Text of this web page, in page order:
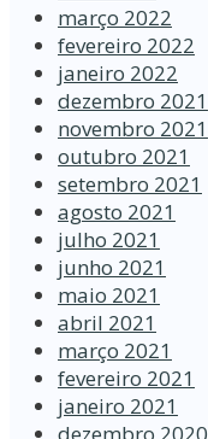
março 2022
fevereiro 2022
janeiro 2022
dezembro 2021
novembro 2021
outubro 2021
setembro 2021
agosto 2021
julho 2021
junho 2021
maio 2021
abril 2021
março 2021
fevereiro 2021
janeiro 2021